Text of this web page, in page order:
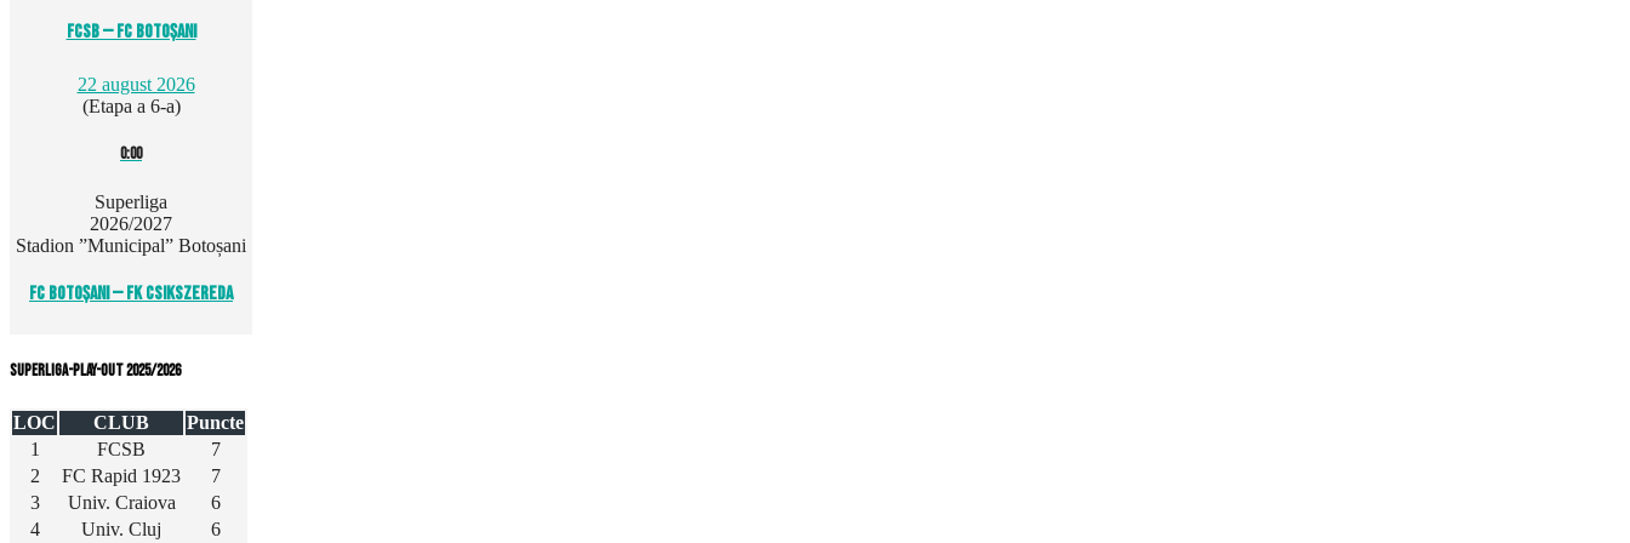
FCSB — FC Botoșani
22 august 2026
(Etapa a 6-a)
0:00
Superliga
2026/2027
Stadion ”Municipal” Botoșani
FC Botoșani — FK Csikszereda
Superliga-Play-out 2025/2026
LOC CLUB
Puncte
1
FCSB
7
2
FC Rapid 1923
7
3
Univ. Craiova
6
4
Univ. Cluj 6